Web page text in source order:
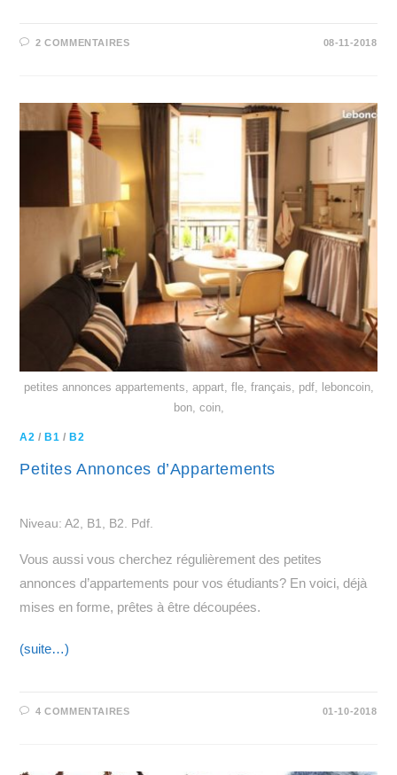
2 COMMENTAIRES 08-11-2018
petites annonces appartements, appart, fle, français, pdf, leboncoin,
bon, coin,
A2 / B1 / B2
Petites Annonces d’Appartements
Niveau: A2, B1, B2. Pdf.
Vous aussi vous cherchez régulièrement des petites
annonces d’appartements pour vos étudiants? En voici, déjà
mises en forme, prêtes à être découpées.
(suite…)
4 COMMENTAIRES 01-10-2018